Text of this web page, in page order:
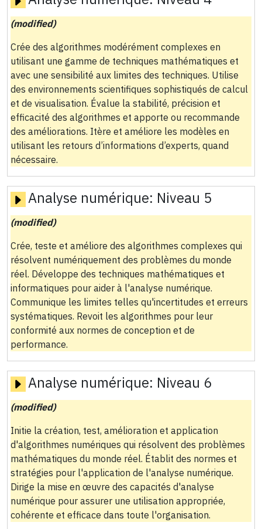
(modified)
Crée des algorithmes modérément complexes en
utilisant une gamme de techniques mathématiques et
avec une sensibilité aux limites des techniques. Utilise
des environnements scientifiques sophistiqués de calcul
et de visualisation. Évalue la stabilité, précision et
efficacité des algorithmes et apporte ou recommande
des améliorations. Itère et améliore les modèles en
utilisant les retours d’informations d’experts, quand
nécessaire.
Analyse numérique: Niveau 5
(modified)
Crée, teste et améliore des algorithmes complexes qui
résolvent numériquement des problèmes du monde
réel. Développe des techniques mathématiques et
informatiques pour aider à l'analyse numérique.
Communique les limites telles qu'incertitudes et erreurs
systématiques. Revoit les algorithmes pour leur
conformité aux normes de conception et de
performance.
Analyse numérique: Niveau 6
(modified)
Initie la création, test, amélioration et application
d'algorithmes numériques qui résolvent des problèmes
mathématiques du monde réel. Établit des normes et
stratégies pour l'application de l'analyse numérique.
Dirige la mise en œuvre des capacités d'analyse
numérique pour assurer une utilisation appropriée,
cohérente et efficace dans toute l'organisation.